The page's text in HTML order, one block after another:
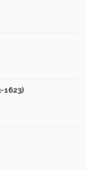
1623)